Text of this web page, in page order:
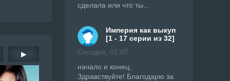
▶
сделала или что ты...
Империя как выкуп
[1 - 17 серии из 32]
Сегодня, 01:07
начало и конец,
Здравствуйте! Благодарю за